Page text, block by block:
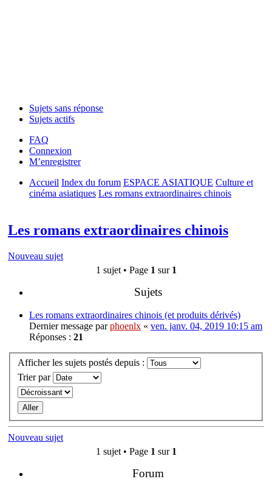
Sujets sans réponse
Sujets actifs
FAQ
Connexion
M’enregistrer
Accueil Index du forum ESPACE ASIATIQUE Culture et
cinéma asiatiques Les romans extraordinaires chinois
Les romans extraordinaires chinois
Nouveau sujet
1 sujet • Page 1 sur 1
Sujets
Les romans extraordinaires chinois (et produits dérivés)
Dernier message parphoenlx « ven. janv. 04, 2019 10:15 am
Réponses : 21
Afficher les sujets postés depuis :
Trier par
Nouveau sujet
1 sujet • Page 1 sur 1
Forum